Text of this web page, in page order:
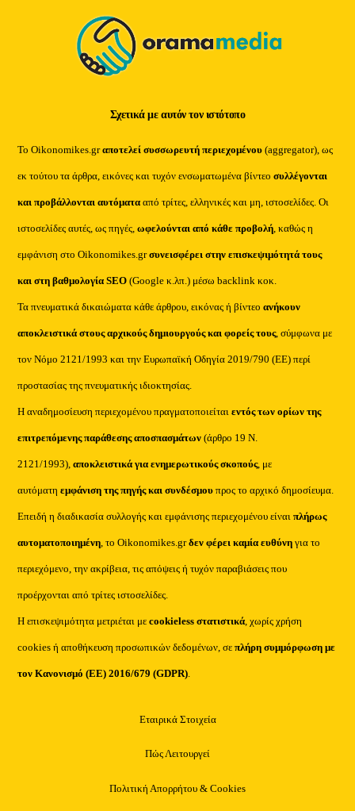
Σχετικά με αυτόν τον ιστότοπο
Το Oikonomikes.grαποτελεί συσσωρευτή περιεχομένου (aggregator), ως
εκ τούτου τα άρθρα, εικόνες και τυχόν ενσωματωμένα βίντεοσυλλέγονται
και προβάλλονται αυτόματααπό τρίτες, ελληνικές και μη, ιστοσελίδες. Οι
ιστοσελίδες αυτές, ως πηγές,ωφελούνται από κάθε προβολή, καθώς η
εμφάνιση στο Oikonomikes.grσυνεισφέρει στην επισκεψιμότητά τους
και στη βαθμολογία SEO (Google κ.λπ.) μέσω backlink κοκ.
Τα πνευματικά δικαιώματα κάθε άρθρου, εικόνας ή βίντεοανήκουν
αποκλειστικά στους αρχικούς δημιουργούς και φορείς τους, σύμφωνα με
τον Νόμο 2121/1993 και την Ευρωπαϊκή Οδηγία 2019/790 (ΕΕ) περί
προστασίας της πνευματικής ιδιοκτησίας.
Η αναδημοσίευση περιεχομένου πραγματοποιείταιεντός των ορίων της
επιτρεπόμενης παράθεσης αποσπασμάτων (άρθρο 19 Ν.
2121/1993), αποκλειστικά για ενημερωτικούς σκοπούς, με
αυτόματηεμφάνιση της πηγής και συνδέσμου προς το αρχικό δημοσίευμα.
Επειδή η διαδικασία συλλογής και εμφάνισης περιεχομένου είναιπλήρως
αυτοματοποιημένη, το Oikonomikes.grδεν φέρει καμία ευθύνη για το
περιεχόμενο, την ακρίβεια, τις απόψεις ή τυχόν παραβιάσεις που
προέρχονται από τρίτες ιστοσελίδες.
Η επισκεψιμότητα μετριέται μεcookieless στατιστικά, χωρίς χρήση
cookies ή αποθήκευση προσωπικών δεδομένων, σεπλήρη συμμόρφωση με
τον Κανονισμό (ΕΕ) 2016/679 (GDPR).
Εταιρικά Στοιχεία
Πώς Λειτουργεί
Πολιτική Απορρήτου & Cookies